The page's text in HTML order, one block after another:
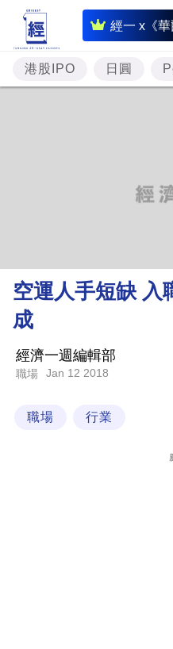
經一 x《華
即
時
財
經
理
財
業
科
港股IPO 日圓
空運人手短缺 入
成
經濟一週編輯部
職場 Jan 12 2018
職場 行業